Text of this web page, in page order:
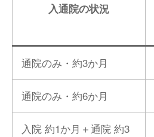
入通院の状況
通院のみ・約3か月
通院のみ・約6か月
入院 約1か月＋通院 約3